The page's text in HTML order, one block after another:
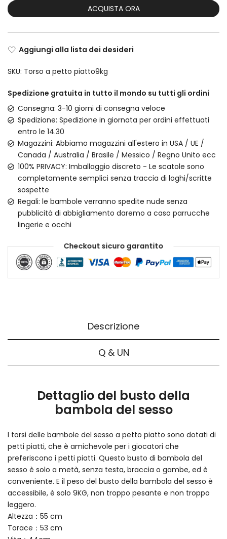
ACQUISTA ORA
Aggiungi alla lista dei desideri
SKU: Torso a petto piatto9kg
Spedizione gratuita in tutto il mondo su tutti gli ordini
Consegna: 3-10 giorni di consegna veloce
Spedizione: Spedizione in giornata per ordini effettuati
entro le 14.30
Magazzini: Abbiamo magazzini all'estero in USA / UE /
Canada / Australia / Brasile / Messico / Regno Unito ecc
100% PRIVACY: Imballaggio discreto - Le scatole sono
completamente semplici senza traccia di loghi/scritte
sospette
Regali: le bambole verranno spedite nude senza
pubblicità di abbigliamento daremo a caso parrucche
lingerie e occhi
Checkout sicuro garantito
Descrizione
Q & UN
Dettaglio del busto della
bambola del sesso
I torsi delle bambole del sesso a petto piatto sono dotati di
petti piatti, che è amichevole per i giocatori che
preferiscono i petti piatti. Questo busto di bambola del
sesso è solo a metà, senza testa, braccia o gambe, ed è
conveniente. E il peso del busto della bambola del sesso è
accessibile, è solo 9KG, non troppo pesante e non troppo
leggero.
Altezza：55 cm
Torace：53 cm